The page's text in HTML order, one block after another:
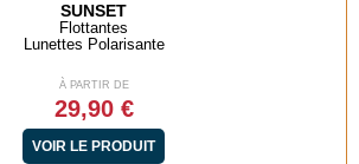
SUNSET
Flottantes
Lunettes Polarisante
À PARTIR DE
29,90 €
VOIR LE PRODUIT